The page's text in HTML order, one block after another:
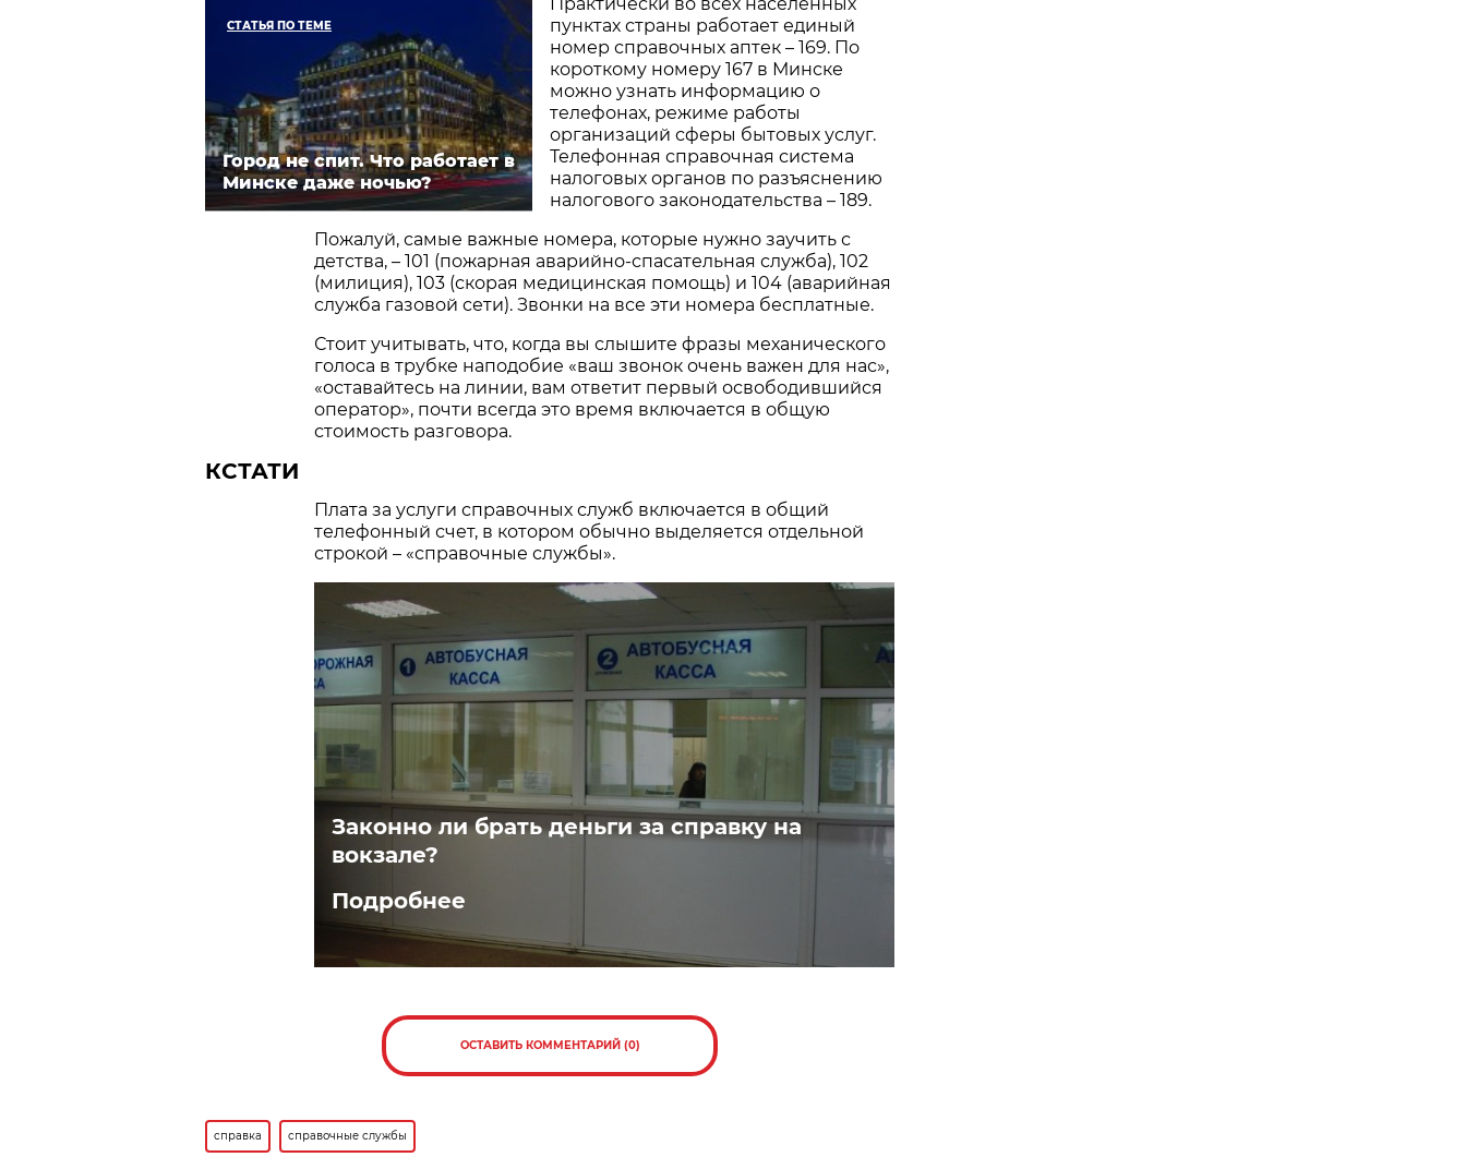
СТАТЬЯ ПО ТЕМЕ
Город не спит. Что работает в
Минске даже ночью?
пунктах страны работает единый
номер справочных аптек – 169. По
короткому номеру 167 в Минске
можно узнать информацию о
телефонах, режиме работы
организаций сферы бытовых услуг.
Телефонная справочная система
налоговых органов по разъяснению
налогового законодательства – 189.
Пожалуй, самые важные номера, которые нужно заучить с
детства, – 101 (пожарная аварийно-спасательная служба), 102
(милиция), 103 (скорая медицинская помощь) и 104 (аварийная
служба газовой сети). Звонки на все эти номера бесплатные.
Стоит учитывать, что, когда вы слышите фразы механического
голоса в трубке наподобие «ваш звонок очень важен для нас»,
«оставайтесь на линии, вам ответит первый освободившийся
оператор», почти всегда это время включается в общую
стоимость разговора.
КСТАТИ
Плата за услуги справочных служб включается в общий
телефонный счет, в котором обычно выделяется отдельной
строкой – «справочные службы».
Законно ли брать деньги за справку на
вокзале?
Подробнее
ОСТАВИТЬ КОММЕНТАРИЙ (0)
справка справочные службы